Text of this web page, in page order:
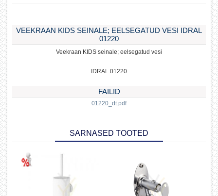
VEEKRAAN KIDS SEINALE; EELSEGATUD VESI IDRAL
01220
Veekraan KIDS seinale; eelsegatud vesi
IDRAL 01220
FAILID
01220_dt.pdf
SARNASED TOOTED